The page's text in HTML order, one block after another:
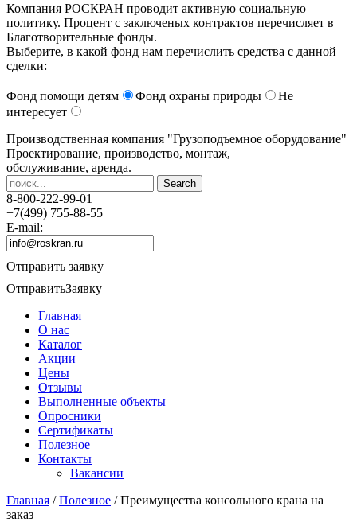
Компания РОСКРАН проводит активную социальную
политику. Процент с заключеных контрактов перечисляет в
Благотворительные фонды.
Выберите, в какой фонд нам перечислить средства с данной
сделки:
Фонд помощи детям Фонд охраны природы
Не
интересует
Производственная компания "Грузоподъемное оборудование"
Проектирование, производство, монтаж,
обслуживание, аренда.
8-800-222-99-01
+7(499) 755-88-55
E-mail:
Отправить заявку
ОтправитьЗаявку
Главная
О нас
Каталог
Акции
Цены
Отзывы
Выполненные объекты
Опросники
Сертификаты
Полезное
Контакты
Вакансии
Главная /Полезное /Преимущества консольного крана на
заказ